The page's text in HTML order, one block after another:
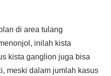
di area tulang
inilah kista
kista ganglion juga bisa
meski dalam jumlah kasus